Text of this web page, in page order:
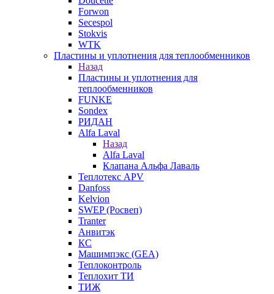
Forwon
Secespol
Stokvis
WTK
Пластины и уплотнения для теплообменников
Назад
Пластины и уплотнения для
теплообменников
FUNKE
Sondex
РИДАН
Alfa Laval
Назад
Alfa Laval
Клапана Альфа Лаваль
Теплотекс APV
Danfoss
Kelvion
SWEP (Росвеп)
Tranter
Анвитэк
КС
Машимпэкс (GEA)
Теплоконтроль
Теплохит ТИ
ТИЖ